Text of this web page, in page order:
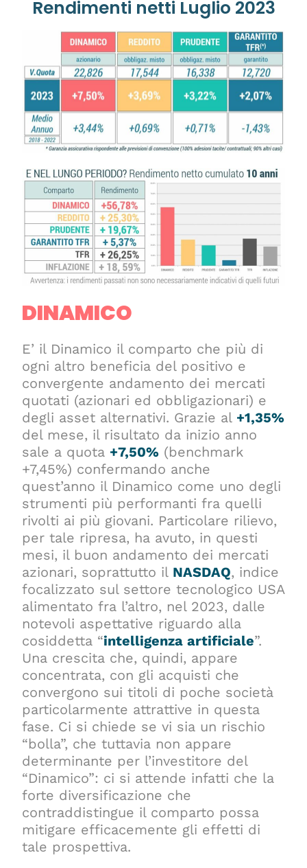
Rendimenti netti Luglio 2023
DINAMICO
E’ il Dinamico il comparto che più di
ogni altro beneficia del positivo e
convergente andamento dei mercati
quotati (azionari ed obbligazionari) e
degli asset alternativi. Grazie al +1,35%
del mese, il risultato da inizio anno
sale a quota +7,50% (benchmark
+7,45%) confermando anche
quest’anno il Dinamico come uno degli
strumenti più performanti fra quelli
rivolti ai più giovani. Particolare rilievo,
per tale ripresa, ha avuto, in questi
mesi, il buon andamento dei mercati
azionari, soprattutto il NASDAQ, indice
focalizzato sul settore tecnologico USA
alimentato fra l’altro, nel 2023, dalle
notevoli aspettative riguardo alla
cosiddetta “intelligenza artificiale”.
Una crescita che, quindi, appare
concentrata, con gli acquisti che
convergono sui titoli di poche società
particolarmente attrattive in questa
fase. Ci si chiede se vi sia un rischio
“bolla”, che tuttavia non appare
determinante per l’investitore del
“Dinamico”: ci si attende infatti che la
forte diversificazione che
contraddistingue il comparto possa
mitigare efficacemente gli effetti di
tale prospettiva.